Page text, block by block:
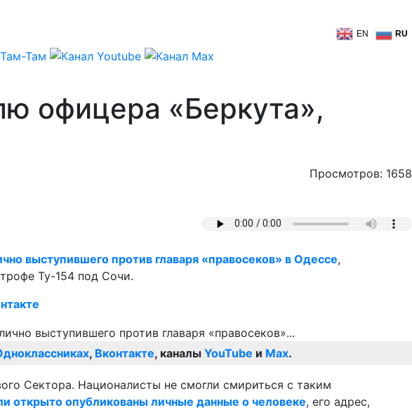
EN RU
офицера «Беркута»,
Просмотров: 1658
выступившего против главаря «правосеков» в Одессе,
Ту-154 под Сочи.
, Вконтакте, каналы YouTube и Max.
Сектора. Националисты не смогли смириться с таким
открыто опубликованы личные данные о человеке, его адрес,